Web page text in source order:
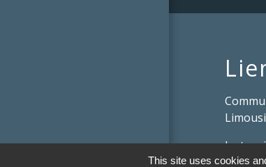
Le
This site uses cookies